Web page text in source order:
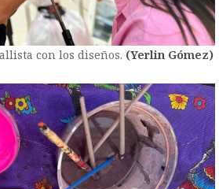
con los diseños. (Yerlin Gómez)